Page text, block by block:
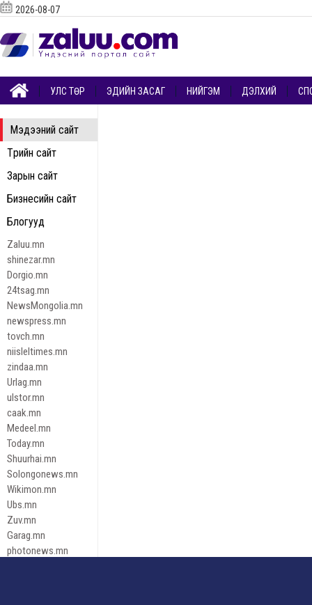
Мэдээний сайт
Төрийн сайт
Зарын сайт
Бизнесийн сайт
Блогууд
Zaluu.mn
shinezar.mn
Dorgio.mn
24tsag.mn
NewsMongolia.mn
newspress.mn
tovch.mn
niisleltimes.mn
zindaa.mn
Urlag.mn
ulstor.mn
caak.mn
Medeel.mn
Today.mn
Shuurhai.mn
Solongonews.mn
Wikimon.mn
Ubs.mn
Zuv.mn
Garag.mn
photonews.mn
2026-08-07
УЛС ТӨР ЭДИЙН ЗАСАГ НИЙГЭМ ДЭЛХИЙ